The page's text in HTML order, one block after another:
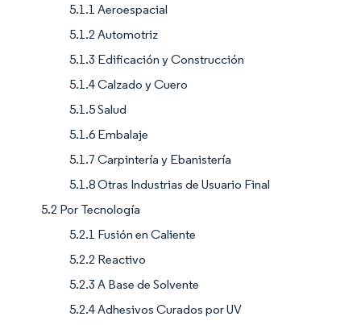
5.1.1 Aeroespacial
5.1.2 Automotriz
5.1.3 Edificación y Construcción
5.1.4 Calzado y Cuero
5.1.5 Salud
5.1.6 Embalaje
5.1.7 Carpintería y Ebanistería
5.1.8 Otras Industrias de Usuario Final
5.2 Por Tecnología
5.2.1 Fusión en Caliente
5.2.2 Reactivo
5.2.3 A Base de Solvente
5.2.4 Adhesivos Curados por UV